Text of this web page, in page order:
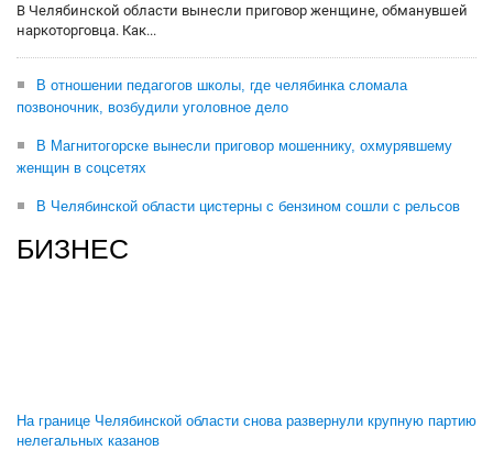
В Челябинской области вынесли приговор женщине, обманувшей
наркоторговца. Как...
В отношении педагогов школы, где челябинка сломала
позвоночник, возбудили уголовное дело
В Магнитогорске вынесли приговор мошеннику, охмурявшему
женщин в соцсетях
В Челябинской области цистерны с бензином сошли с рельсов
БИЗНЕС
На границе Челябинской области снова развернули крупную партию
нелегальных казанов